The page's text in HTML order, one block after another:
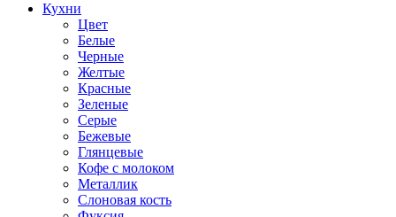
Кухни
Цвет
Белые
Черные
Желтые
Красные
Зеленые
Серые
Бежевые
Глянцевые
Кофе с молоком
Металлик
Слоновая кость